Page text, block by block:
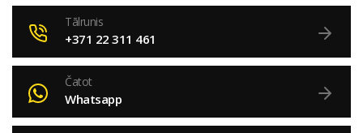
Tālrunis
+371 22 311 461
Čatot
Whatsapp